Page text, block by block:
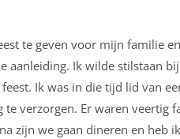
te geven voor mijn familie
aanleiding. Ik wilde stilstaan
Ik was in die tijd lid van
te verzorgen. Er waren veertig
zijn we gaan dineren en heb